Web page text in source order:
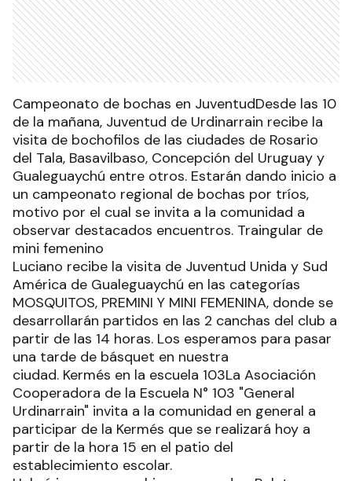
Campeonato de bochas en JuventudDesde las 10
de la mañana, Juventud de Urdinarrain recibe la
visita de bochofilos de las ciudades de Rosario
del Tala, Basavilbaso, Concepción del Uruguay y
Gualeguaychú entre otros. Estarán dando inicio a
un campeonato regional de bochas por tríos,
motivo por el cual se invita a la comunidad a
observar destacados encuentros. Traingular de
mini femenino
Luciano recibe la visita de Juventud Unida y Sud
América de Gualeguaychú en las categorías
MOSQUITOS, PREMINI Y MINI FEMENINA, donde se
desarrollarán partidos en las 2 canchas del club a
partir de las 14 horas. Los esperamos para pasar
una tarde de básquet en nuestra
ciudad. Kermés en la escuela 103La Asociación
Cooperadora de la Escuela N° 103 "General
Urdinarrain" invita a la comunidad en general a
participar de la Kermés que se realizará hoy a
partir de la hora 15 en el patio del
establecimiento escolar.